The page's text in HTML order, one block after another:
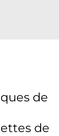
de
de